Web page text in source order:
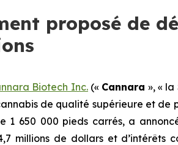
proposé de
Biotech Inc.(« Cannara », « la
de qualité supérieure et
1 650 000 pieds carrés, a
millions de dollars et d’intérêts